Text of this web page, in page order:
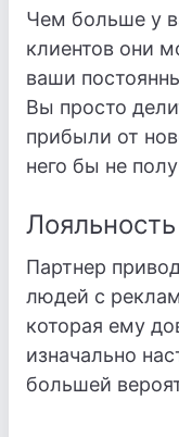
Чем больше у
клиентов они
ваши
Вы просто
прибыли от
него бы не
Партнер
людей с
которая ему
изначально
большей